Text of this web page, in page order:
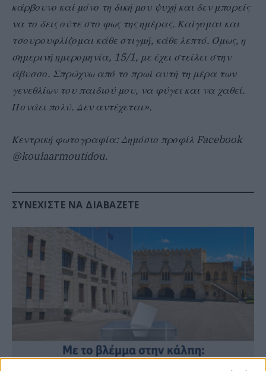
κάρβουνο καί μόνο τη δική μου ψυχή και δεν μπορείς
να το δεις ούτε στο φως της ημέρας. Καίγομαι και
τσουρουφλίζομαι κάθε στιγμή, κάθε λεπτό. Όμως, η
σημερινή ημερομηνία, 15/1, με έχει στείλει στην
άβυσσο. Σπρώχνω από το πρωί αυτή τη μέρα των
γενεθλίων του παιδιού μου, να φύγει και να χαθεί.
Πονάει πολύ. Δεν αντέχεται».
Κεντρική φωτογραφία: Δημόσιο προφίλ Facebook
@koulaarmoutidou.
ΣΥΝΕΧΊΣΤΕ ΝΑ ΔΙΑΒΆΖΕΤΕ